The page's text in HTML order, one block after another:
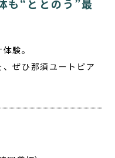
も“ととのう”最
験。
ぜひ那須ユートピア